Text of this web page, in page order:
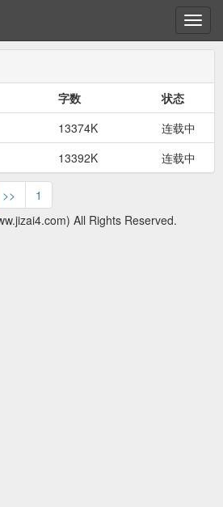
字数
状态
13374K
连载中
13392K 连载中
>>
1
All Rights Reserved.